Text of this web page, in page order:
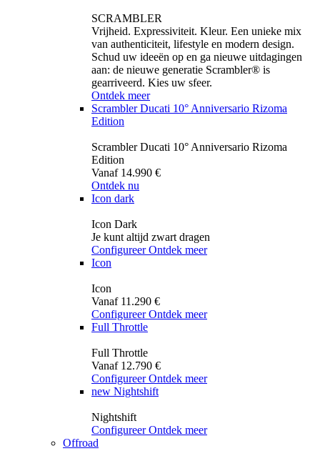
SCRAMBLER
Vrijheid. Expressiviteit. Kleur. Een unieke mix
van authenticiteit, lifestyle en modern design.
Schud uw ideeën op en ga nieuwe uitdagingen
aan: de nieuwe generatie Scrambler® is
gearriveerd. Kies uw sfeer.
Ontdek meer
Scrambler Ducati 10° Anniversario Rizoma
Edition
Scrambler Ducati 10° Anniversario Rizoma
Edition
Vanaf 14.990 €
Ontdek nu
Icon dark
Icon Dark
Je kunt altijd zwart dragen
Configureer Ontdek meer
Icon
Icon
Vanaf 11.290 €
Configureer Ontdek meer
Full Throttle
Full Throttle
Vanaf 12.790 €
Configureer Ontdek meer
new Nightshift
Nightshift
Configureer Ontdek meer
Offroad